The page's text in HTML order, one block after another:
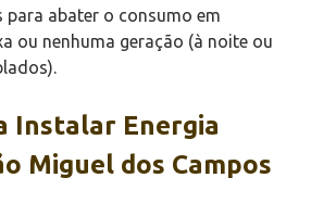
para abater o consumo em
ou nenhuma geração (à noite ou
Instalar Energia
Miguel dos Campos